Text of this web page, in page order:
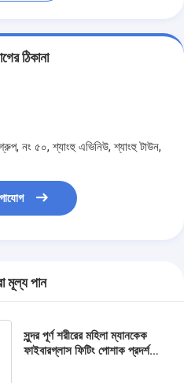
ঠিকানা
নং ৫০, শ্যাংহু এভিনিউ, শ্যাংহু টাউন,
মূল্য পান
সুন্দর পূর্ণ শরীরের মহিলা ম্যানকেক
ফাইবারগ্লাস ফিটিং পোশাক প্রদর্শন